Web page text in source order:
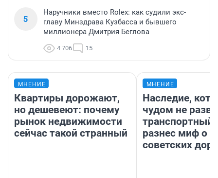
5
Наручники вместо Rolex: как судили экс-
главу Минздрава Кузбасса и бывшего
миллионера Дмитрия Беглова
4 706 15
МНЕНИЕ
Квартиры дорожают,
но дешевеют: почему
рынок недвижимости
сейчас такой странный
МНЕНИЕ
Наследие,
чудом не
транспортный
разнес миф о
советских